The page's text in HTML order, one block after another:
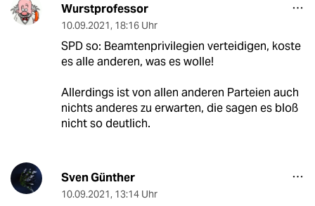
Wurstprofessor
10.09.2021, 18:16 Uhr
SPD so: Beamtenprivilegien verteidigen, koste
es alle anderen, was es wolle!
Allerdings ist von allen anderen Parteien auch
nichts anderes zu erwarten, die sagen es bloß
nicht so deutlich.
Sven Günther
10.09.2021, 13:14 Uhr